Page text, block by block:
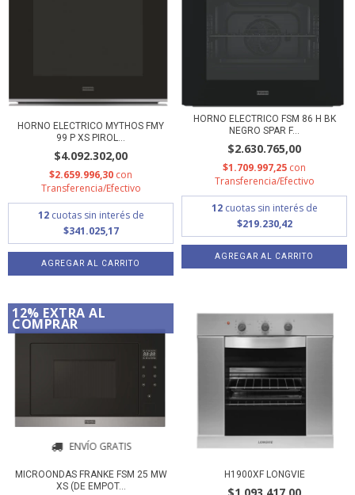
HORNO ELECTRICO MYTHOS FMY
99 P XS PIROL...
$4.092.302,00
$2.659.996,30 con
Transferencia/Efectivo
12 cuotas sin interés de
$341.025,17
HORNO ELECTRICO FSM 86 H BK
NEGRO SPAR F...
$2.630.765,00
$1.709.997,25 con
Transferencia/Efectivo
12 cuotas sin interés de
$219.230,42
12% EXTRA AL
COMPRAR
ENVÍO GRATIS
MICROONDAS FRANKE FSM 25 MW
XS (DE EMPOT...
H1900XF LONGVIE